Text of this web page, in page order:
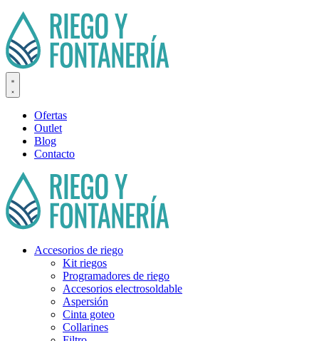
Ofertas
Outlet
Blog
Contacto
Accesorios de riego
Kit riegos
Programadores de riego
Accesorios electrosoldable
Aspersión
Cinta goteo
Collarines